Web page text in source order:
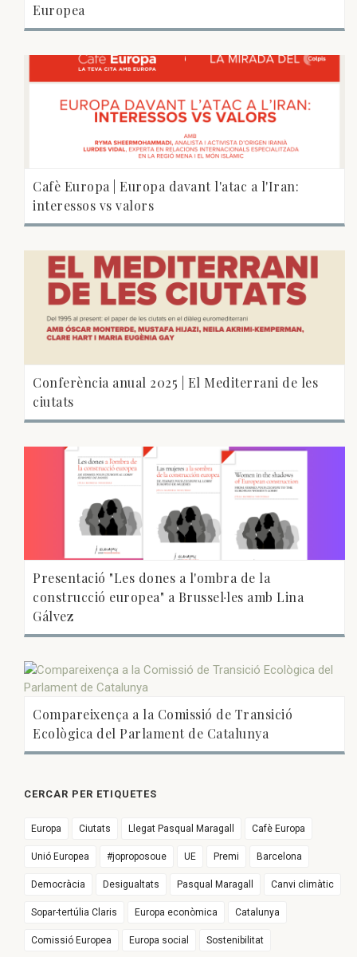
Europea
Cafè Europa | Europa davant l'atac a l'Iran:
interessos vs valors
Conferència anual 2025 | El Mediterrani de les
ciutats
Presentació "Les dones a l'ombra de la
construcció europea" a Brussel·les amb Lina
Gálvez
Compareixença a la Comissió de Transició
Ecològica del Parlament de Catalunya
CERCAR PER ETIQUETES
Europa Ciutats Llegat Pasqual Maragall Cafè Europa
Unió Europea #joproposoue UE Premi Barcelona
Democràcia Desigualtats Pasqual Maragall Canvi climàtic
Sopar-tertúlia Claris Europa econòmica Catalunya
Comissió Europea Europa social Sostenibilitat